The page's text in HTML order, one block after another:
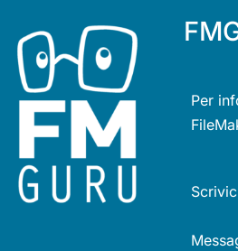
Per